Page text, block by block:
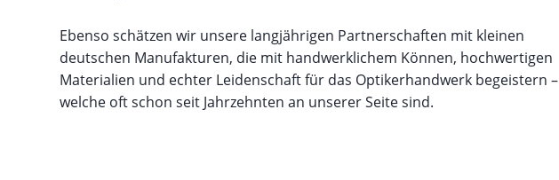
Ebenso schätzen wir unsere langjährigen Partnerschaften mit kleinen
deutschen Manufakturen, die mit handwerklichem Können, hochwertigen
Materialien und echter Leidenschaft für das Optikerhandwerk begeistern –
welche oft schon seit Jahrzehnten an unserer Seite sind.